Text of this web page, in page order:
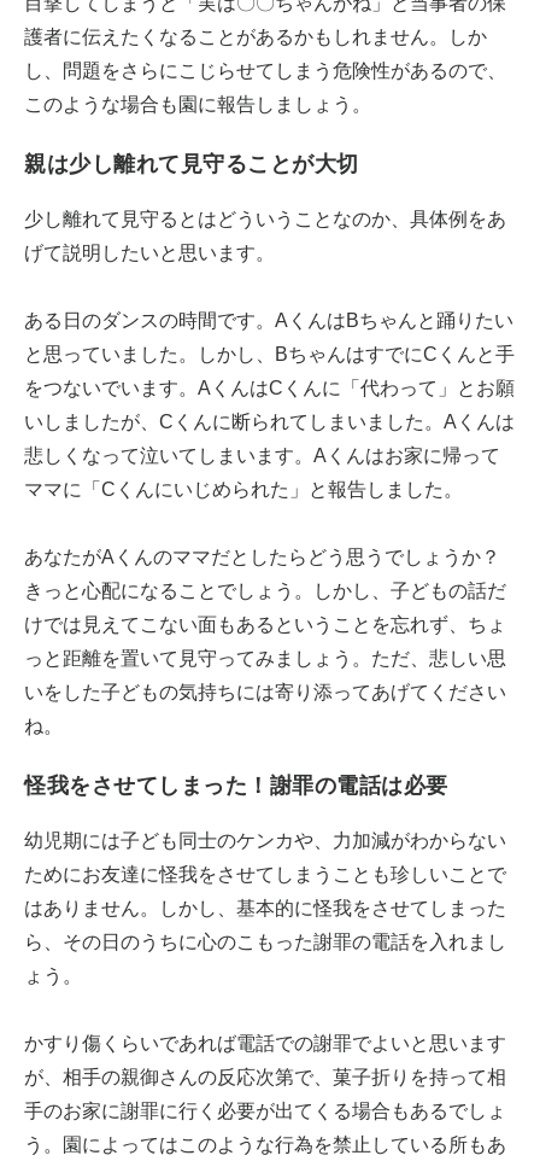
護者に伝えたくなることがあるかもしれません。しか
し、問題をさらにこじらせてしまう危険性があるので、
このような場合も園に報告しましょう。
親は少し離れて見守ることが大切
少し離れて見守るとはどういうことなのか、具体例をあ
げて説明したいと思います。
ある日のダンスの時間です。AくんはBちゃんと踊りたい
と思っていました。しかし、BちゃんはすでにCくんと手
をつないでいます。AくんはCくんに「代わって」とお願
いしましたが、Cくんに断られてしまいました。Aくんは
悲しくなって泣いてしまいます。Aくんはお家に帰って
ママに「Cくんにいじめられた」と報告しました。
あなたがAくんのママだとしたらどう思うでしょうか？
きっと心配になることでしょう。しかし、子どもの話だ
けでは見えてこない面もあるということを忘れず、ちょ
っと距離を置いて見守ってみましょう。ただ、悲しい思
いをした子どもの気持ちには寄り添ってあげてください
ね。
怪我をさせてしまった！謝罪の電話は必要
幼児期には子ども同士のケンカや、力加減がわからない
ためにお友達に怪我をさせてしまうことも珍しいことで
はありません。しかし、基本的に怪我をさせてしまった
ら、その日のうちに心のこもった謝罪の電話を入れまし
ょう。
かすり傷くらいであれば電話での謝罪でよいと思います
が、相手の親御さんの反応次第で、菓子折りを持って相
手のお家に謝罪に行く必要が出てくる場合もあるでしょ
う。園によってはこのような行為を禁止している所もあ